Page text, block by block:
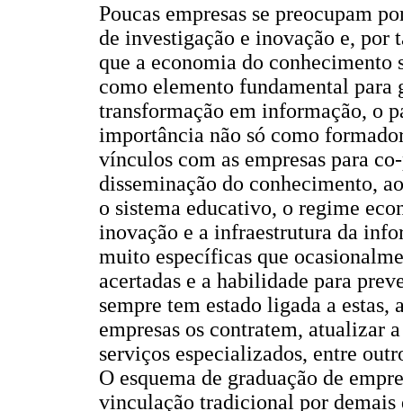
Poucas empresas se preocupam
de investigação e inovação e, por
que a economia do
como elemento fundamental para
transformação em informação, o
importância não só como
vínculos com as empresas para
disseminação do conhecimento,
o sistema educativo, o regime
inovação e a infraestrutura da
muito específicas que
acertadas e a habilidade para
sempre tem estado ligada a estas,
empresas os contratem, atualizar
serviços especializados, entre
O esquema de graduação de
vinculação tradicional por demais